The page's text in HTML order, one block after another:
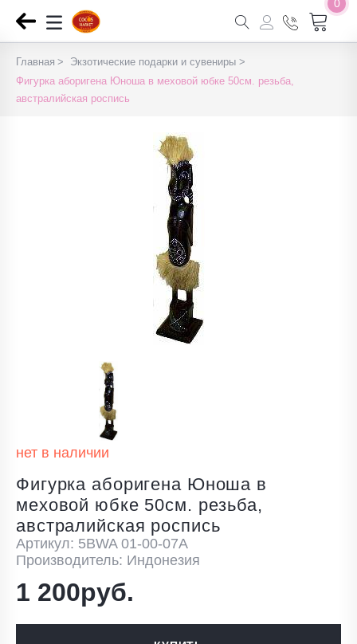
0
Главная
Экзотические подарки и сувениры
Фигурка аборигена Юноша в меховой юбке 50см. резьба,
австралийская роспись
нет в наличии
Фигурка аборигена Юноша в
меховой юбке 50см. резьба,
австралийская роспись
Артикул: 5BWA 01-00-07A
Производитель: Индонезия
1 200руб.